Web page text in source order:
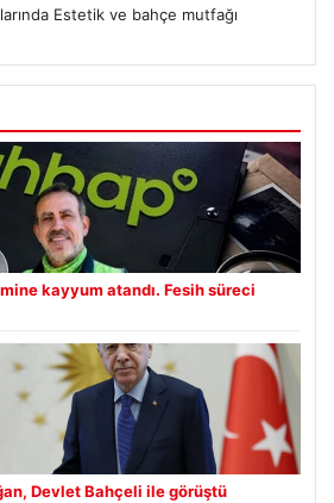
Estetik ve bahçe mutfağı
kayyum atandı. Fesih süreci
Devlet Bahçeli ile görüştü